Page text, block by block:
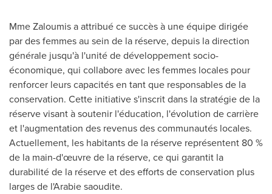
Mme Zaloumisa attribué ce succès à une équipe dirigée
par des femmes au sein de la réserve, depuis la direction
générale jusqu'à l'unité de développement socio-
économique, qui collabore avec les femmes locales pour
renforcer leurs capacités en tant que responsables de la
conservation. Cette initiative s'inscrit dans la stratégie de la
réserve visant à soutenir l'éducation, l'évolution de carrière
et l'augmentation des revenus des communautés locales.
Actuellement, les habitants de la réserve représentent 80 %
de la main-d'œuvre de la réserve, ce qui garantit la
durabilité de la réserve et des efforts de conservation plus
larges de l'Arabie saoudite.